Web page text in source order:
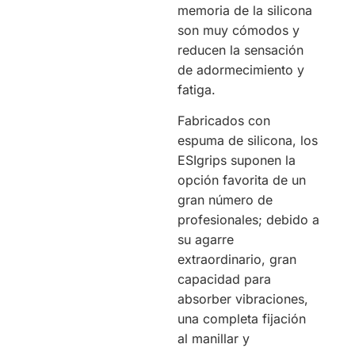
memoria de la silicona
son muy cómodos y
reducen la sensación
de adormecimiento y
fatiga.
Fabricados con
espuma de silicona, los
ESIgrips suponen la
opción favorita de un
gran número de
profesionales; debido a
su agarre
extraordinario, gran
capacidad para
absorber vibraciones,
una completa fijación
al manillar y